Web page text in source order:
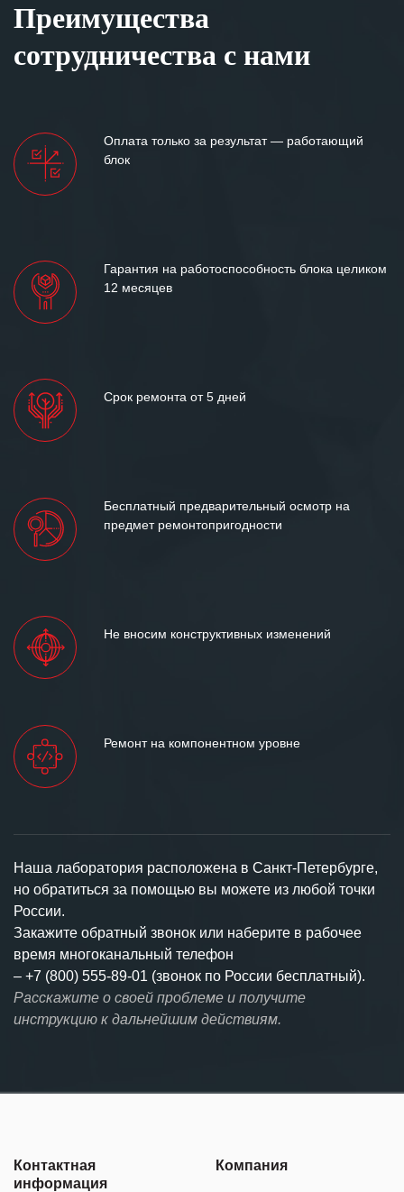
Особенно хочется отметить высокую
клиентоориентированность
персонала Вашей компании,
между нашими компаниями открытые
Преимущества
сотрудничества с нами
Оплата только за результат — работающий
блок
Гарантия на работоспособность блока целиком
12 месяцев
Срок ремонта от 5 дней
Бесплатный предварительный осмотр на
предмет ремонтопригодности
Не вносим конструктивных изменений
Ремонт на компонентном уровне
Наша лаборатория расположена в Санкт-Петербурге,
но обратиться за помощью вы можете из любой точки
России.
Закажите обратный звонок или наберите в рабочее
время многоканальный телефон
– +7 (800) 555-89-01 (звонок по России бесплатный).
Расскажите о своей проблеме и получите
инструкцию к дальнейшим действиям.
Контактная
информация
Компания